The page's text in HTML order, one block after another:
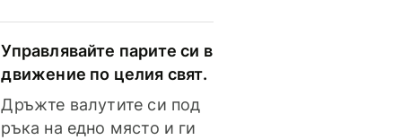
Управлявайте парите си в
движение по целия свят.
Дръжте валутите си под
ръка на едно място и ги